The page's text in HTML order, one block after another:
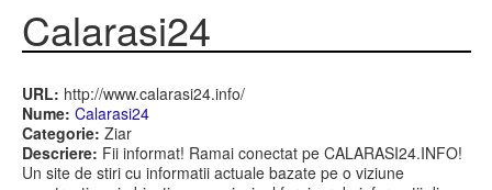
Calarasi24
URL: http://www.calarasi24.info/
Nume: Calarasi24
Categorie: Ziar
Descriere: Fii informat! Ramai conectat pe CALARASI24.INFO!
Un site de stiri cu informatii actuale bazate pe o viziune